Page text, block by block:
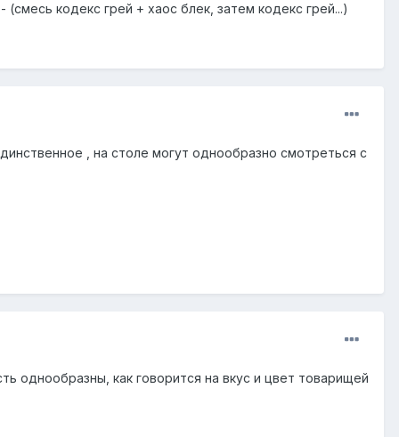
кодекс грей + хаос блек, затем кодекс грей...)
, на столе могут однообразно смотреться с
однообразны, как говорится на вкус и цвет товарищей